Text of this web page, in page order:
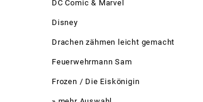
DC Comic & Marvel
Disney
Drachen zähmen leicht gemacht
Feuerwehrmann Sam
Frozen / Die Eiskönigin